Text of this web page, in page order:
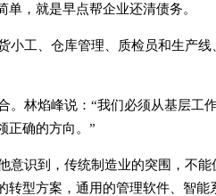
，就是早点帮企业还清债务。
工、仓库管理、质检员和生产线
林焰峰说：“我们必须从基层工
正确的方向。”
意识到，传统制造业的突围，不能
型方案，通用的管理软件、智能